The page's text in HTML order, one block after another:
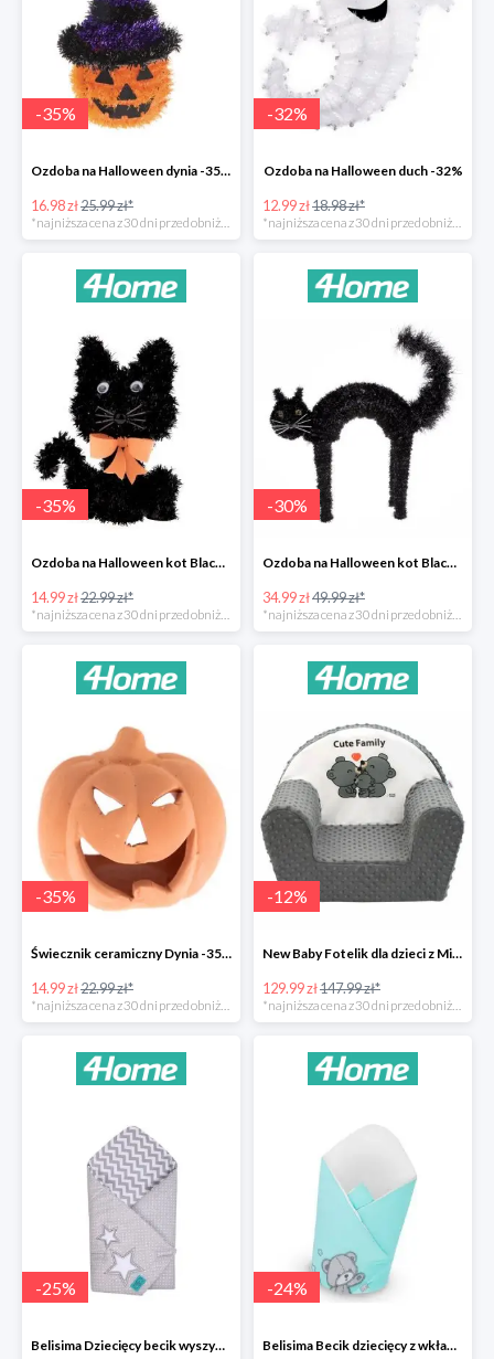
-35%
Ozdoba na Halloween dynia -35%
16.98 zł25.99 zł*
*najniższa cena z 30 dni przed obniżką
-32%
Ozdoba na Halloween duch -32%
12.99 zł18.98 zł*
*najniższa cena z 30 dni przed obniżką
-35%
Ozdoba na Halloween kot Blackie -35%
14.99 zł22.99 zł*
-30%
Ozdoba na Halloween kot Black -35%
34.99 zł49.99 zł*
-35%
Świecznik ceramiczny Dynia -35%
14.99 zł22.99 zł*
*najniższa cena z 30 dni przed obniżką
-12%
New Baby Fotelik dla dzieci z Minky Cute Family -12%
129.99 zł147.99 zł*
*najniższa cena z 30 dni przed obniżką
-25%
Belisima Dziecięcy becik wyszywany Gwiazdka -25%
-24%
Belisima Becik dziecięcy z wkładem kokosowym Teddy Bear -24%